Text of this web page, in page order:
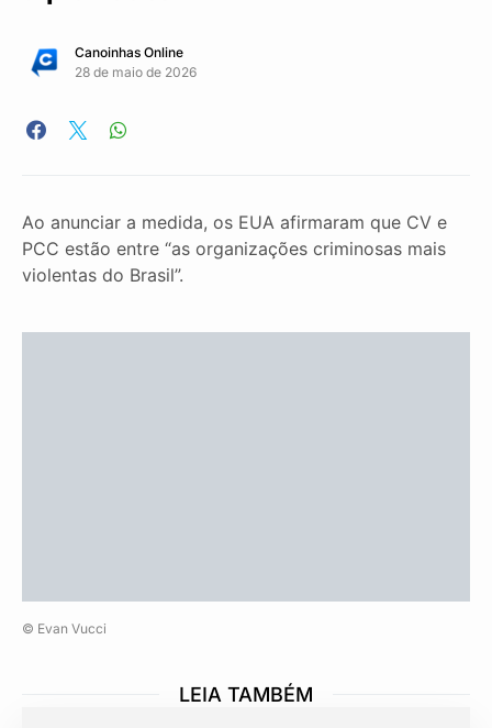
Canoinhas Online
28 de maio de 2026
Ao anunciar a medida, os EUA afirmaram que CV e
PCC estão entre “as organizações criminosas mais
violentas do Brasil”.
© Evan Vucci
LEIA TAMBÉM